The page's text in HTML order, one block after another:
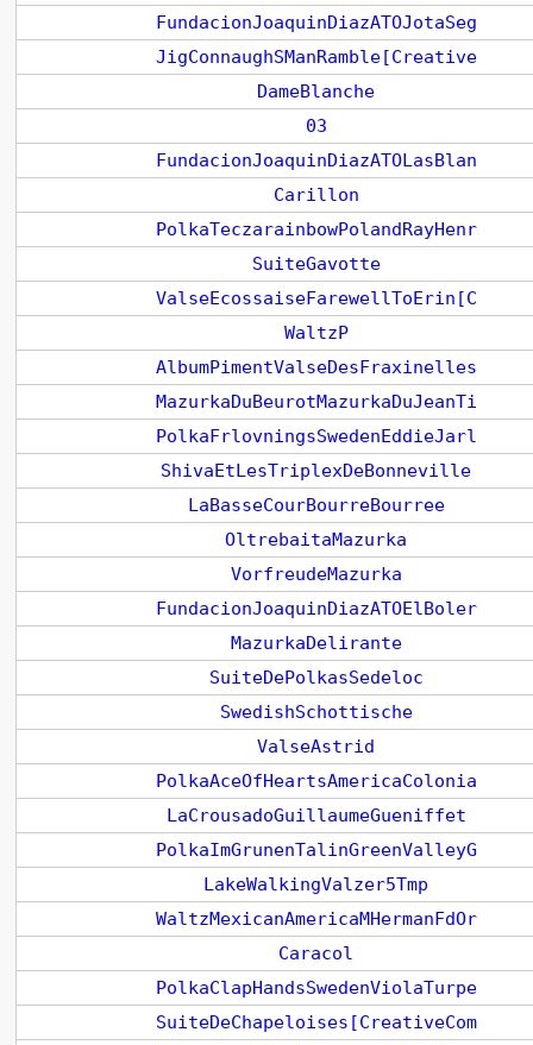
FundacionJoaquinDiazATOJotaSeg
JigConnaughSManRamble[Creative
DameBlanche
03
FundacionJoaquinDiazATOLasBlan
Carillon
PolkaTeczarainbowPolandRayHenr
SuiteGavotte
ValseEcossaiseFarewellToErin[C
WaltzP
AlbumPimentValseDesFraxinelles
MazurkaDuBeurotMazurkaDuJeanTi
PolkaFrlovningsSwedenEddieJarl
ShivaEtLesTriplexDeBonneville
LaBasseCourBourreBourree
OltrebaitaMazurka
VorfreudeMazurka
FundacionJoaquinDiazATOElBoler
MazurkaDelirante
SuiteDePolkasSedeloc
SwedishSchottische
ValseAstrid
PolkaAceOfHeartsAmericaColonia
LaCrousadoGuillaumeGueniffet
PolkaImGrunenTalinGreenValleyG
LakeWalkingValzer5Tmp
WaltzMexicanAmericaMHermanFdOr
Caracol
PolkaClapHandsSwedenViolaTurpe
SuiteDeChapeloises[CreativeCom